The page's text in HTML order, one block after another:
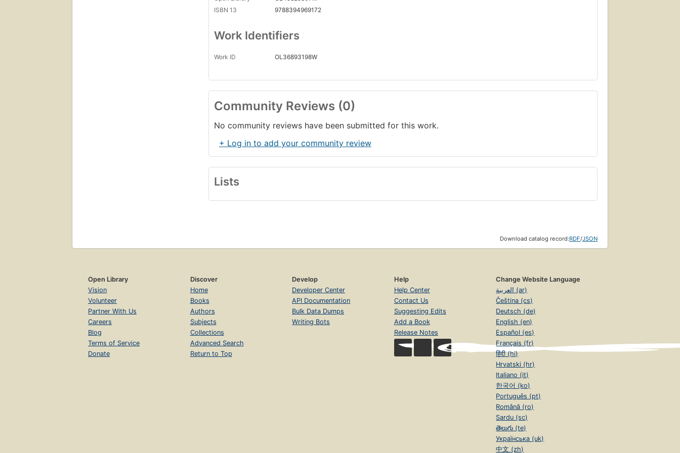
ISBN 13
9788394969172
Work Identifiers
Work ID OL36893198W
Community Reviews (0)
No community reviews have been submitted for this work.
+ Log in to add your community review
Lists
Download catalog record:RDF/JSON
Open Library
Vision
Volunteer
Partner With Us
Careers
Blog
Terms of Service
Donate
Discover
Home
Books
Authors
Subjects
Collections
Advanced Search
Return to Top
Develop
Developer Center
API Documentation
Bulk Data Dumps
Writing Bots
Help
Help Center
Contact Us
Suggesting Edits
Add a Book
Release Notes
Change Website Language
العربية (ar)
Čeština (cs)
Deutsch (de)
English (en)
Español (es)
Français (fr)
हिंदी (hi)
Hrvatski (hr)
Italiano (it)
한국어 (ko)
Português (pt)
Română (ro)
Sardu (sc)
తెలుగు (te)
Українська (uk)
中文 (zh)